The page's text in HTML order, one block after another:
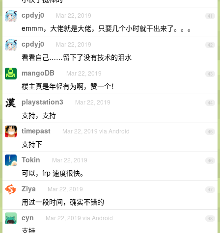
41
cpdyj0 Mar 22, 2019
emmm，大佬就是大佬，只要几个小时就干出来了。。。
42
cpdyj0 Mar 22, 2019
看看自己……留下了没有技术的泪水
43
mangoDB Mar 22, 2019
楼主真是年轻有为啊，赞一个！
44
playstation3 Mar 22, 2019
支持，支持
45
timepast Mar 22, 2019 via Android
支持下
46
Tokin Mar 22, 2019
可以，frp 速度很快。
47
Ziya Mar 22, 2019
用过一段时间，确实不错的
48
cyn Mar 22, 2019 via Android
支持